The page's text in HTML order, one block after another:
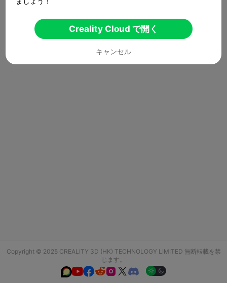
Copyright © 2025 CREALITY 3D (HK) TECHNOLOGY LIMITED 無断転載を禁
じます。
  
Creality Cloud で開く
キャンセル